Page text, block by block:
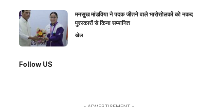
मनसुख मांडविया ने पदक जीतने वाले भारोत्तोलकों को नकद
पुरस्कारों से किया सम्मानित
खेल
Follow US